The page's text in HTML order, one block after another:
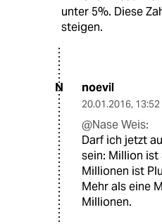
unter 5%. Diese
steigen.
N noevil
20.01.2016,
@Nase Weis:
Darf ich jetzt
sein: Million ist
Millionen ist
Mehr als eine
Millionen.